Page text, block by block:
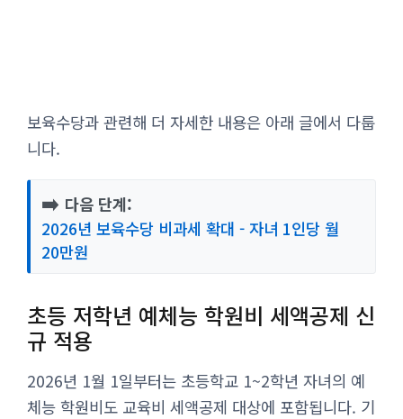
보육수당과 관련해 더 자세한 내용은 아래 글에서 다룹
니다.
➡️ 다음 단계:
2026년 보육수당 비과세 확대 - 자녀 1인당 월
20만원
초등 저학년 예체능 학원비 세액공제 신
규 적용
2026년 1월 1일부터는 초등학교 1~2학년 자녀의 예
체능 학원비도 교육비 세액공제 대상에 포함됩니다. 기